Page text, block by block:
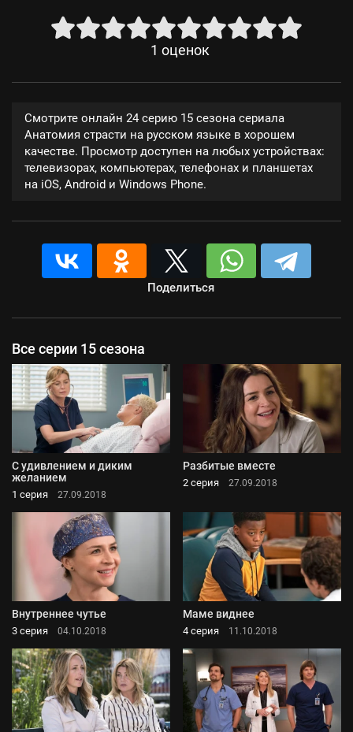
1 оценок
Смотрите онлайн 24 серию 15 сезона сериала
Анатомия страсти на русском языке в хорошем
качестве. Просмотр доступен на любых устройствах:
телевизорах, компьютерах, телефонах и планшетах
на iOS, Android и Windows Phone.
Поделиться
Все серии 15 сезона
С удивлением и диким
желанием
1 серия 27.09.2018
Разбитые вместе
2 серия 27.09.2018
Внутреннее чутье
3 серия 04.10.2018
Маме виднее
4 серия 11.10.2018